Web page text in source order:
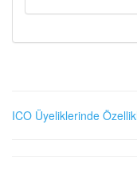
ICO Üyeliklerinde